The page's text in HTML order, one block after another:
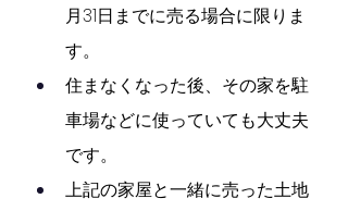
月31日までに売る場合に限りま
す。
住まなくなった後、その家を駐
車場などに使っていても大丈夫
です。
上記の家屋と一緒に売った土地